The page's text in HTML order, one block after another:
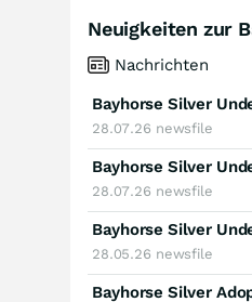
Neuigkeiten zur
Nachrichten
Bayhorse Silver
28.07.26 newsfile
Bayhorse Silver
28.07.26 newsfile
Bayhorse Silver
28.05.26 newsfile
Bayhorse Silver